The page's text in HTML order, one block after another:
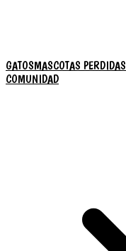
GATOSMASCOTAS PERDIDAS
COMUNIDAD